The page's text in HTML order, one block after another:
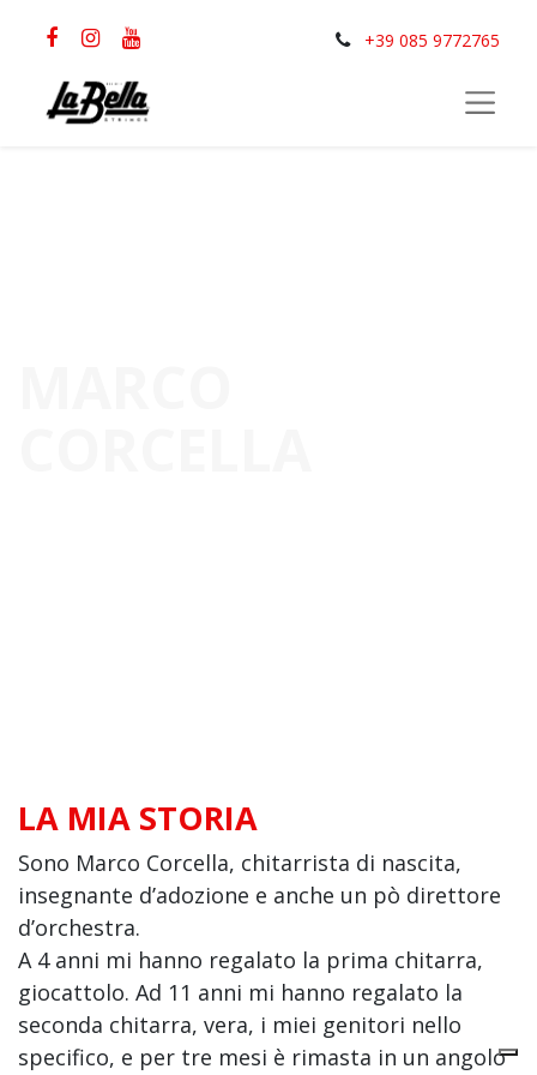
+39 085 9772765
LA MIA STORIA
Sono Marco Corcella, chitarrista di nascita,
insegnante d’adozione e anche un pò direttore
d’orchestra.
A 4 anni mi hanno regalato la prima chitarra,
giocattolo. Ad 11 anni mi hanno regalato la
seconda chitarra, vera, i miei genitori nello
specifico, e per tre mesi è rimasta in un angolo